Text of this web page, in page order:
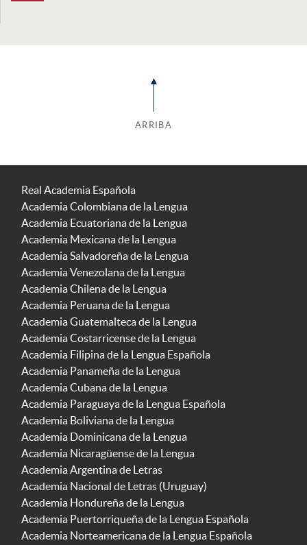
ARRIBA
Real Academia Española
Academia Colombiana de la Lengua
Academia Ecuatoriana de la Lengua
Academia Mexicana de la Lengua
Academia Salvadoreña de la Lengua
Academia Venezolana de la Lengua
Academia Chilena de la Lengua
Academia Peruana de la Lengua
Academia Guatemalteca de la Lengua
Academia Costarricense de la Lengua
Academia Filipina de la Lengua Española
Academia Panameña de la Lengua
Academia Cubana de la Lengua
Academia Paraguaya de la Lengua Española
Academia Boliviana de la Lengua
Academia Dominicana de la Lengua
Academia Nicaragüense de la Lengua
Academia Argentina de Letras
Academia Nacional de Letras (Uruguay)
Academia Hondureña de la Lengua
Academia Puertorriqueña de la Lengua Española
Academia Norteamericana de la Lengua Española